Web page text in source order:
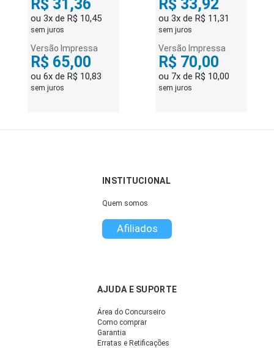
R$ 31,36
ou 3x de R$ 10,45
sem juros
Versão Impressa
R$ 65,00
ou 6x de R$ 10,83
sem juros
R$ 33,92
ou 3x de R$ 11,31
sem juros
Versão Impressa
R$ 70,00
ou 7x de R$ 10,00
sem juros
INSTITUCIONAL
Quem somos
Afiliados
AJUDA E SUPORTE
Área do Concurseiro
Como comprar
Garantia
Erratas e Retificações